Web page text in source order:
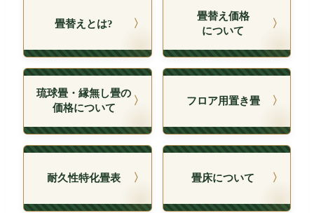
畳替えとは?
畳替え価格
について
琉球畳・縁無し畳の
価格について
フロア用置き畳
耐久性特化畳表 畳床について